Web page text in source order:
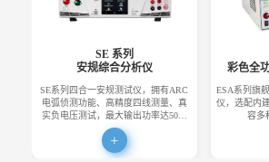
SE 系列
安规综合分析仪
SE系列四合一安规测试仪，拥有ARC
电弧侦测功能、高精度四线测量、真
实负电压测试，最大输出功率达50…
彩色全
ESA系列旗
仪，选配内
容多